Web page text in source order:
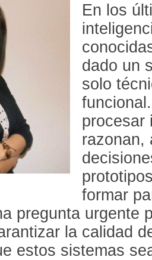
En los
dado un
solo
procesar
formar
pregunta urgente
la calidad
estos sistemas